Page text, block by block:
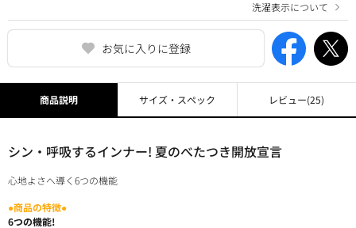
お気に入りに登録
洗濯表示について
商品説明
シン・呼吸するインナー! 夏のべたつき開放宣言
心地よさへ導く6つの機能
●商品の特徴●
6つの機能!
サイズ・スペック レビュー(25)